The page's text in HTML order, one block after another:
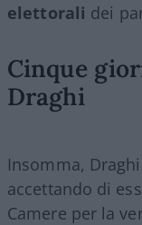
elettorali dei
Cinque
Draghi
Insomma,
accettando di
Camere per la